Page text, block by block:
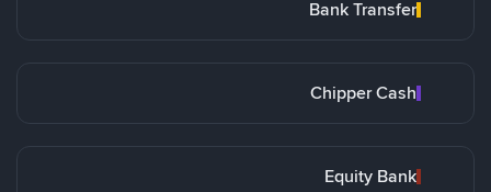
Bank Transfer
Chipper Cash
Equity Bank